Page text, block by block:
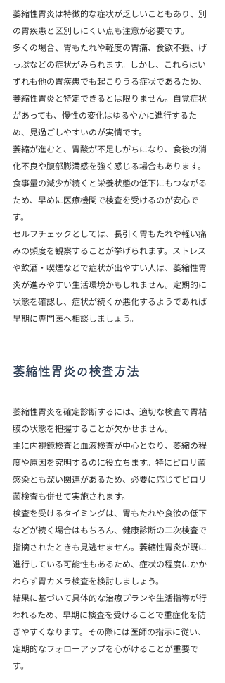
萎縮性胃炎は特徴的な症状が乏しいこともあり、別
の胃疾患と区別しにくい点も注意が必要です。
多くの場合、胃もたれや軽度の胃痛、食欲不振、げ
っぷなどの症状がみられます。しかし、これらはい
ずれも他の胃疾患でも起こりうる症状であるため、
萎縮性胃炎と特定できるとは限りません。自覚症状
があっても、慢性の変化はゆるやかに進行するた
め、見過ごしやすいのが実情です。
萎縮が進むと、胃酸が不足しがちになり、食後の消
化不良や腹部膨満感を強く感じる場合もあります。
食事量の減少が続くと栄養状態の低下にもつながる
ため、早めに医療機関で検査を受けるのが安心で
す。
セルフチェックとしては、長引く胃もたれや軽い痛
みの頻度を観察することが挙げられます。ストレス
や飲酒・喫煙などで症状が出やすい人は、萎縮性胃
炎が進みやすい生活環境かもしれません。定期的に
状態を確認し、症状が続くか悪化するようであれば
早期に専門医へ相談しましょう。
萎縮性胃炎の検査方法
萎縮性胃炎を確定診断するには、適切な検査で胃粘
膜の状態を把握することが欠かせません。
主に内視鏡検査と血液検査が中心となり、萎縮の程
度や原因を究明するのに役立ちます。特にピロリ菌
感染とも深い関連があるため、必要に応じてピロリ
菌検査も併せて実施されます。
検査を受けるタイミングは、胃もたれや食欲の低下
などが続く場合はもちろん、健康診断の二次検査で
指摘されたときも見逃せません。萎縮性胃炎が既に
進行している可能性もあるため、症状の程度にかか
わらず胃カメラ検査を検討しましょう。
結果に基づいて具体的な治療プランや生活指導が行
われるため、早期に検査を受けることで重症化を防
ぎやすくなります。その際には医師の指示に従い、
定期的なフォローアップを心がけることが重要で
す。